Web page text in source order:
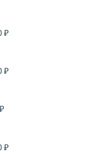
₽
₽
₽